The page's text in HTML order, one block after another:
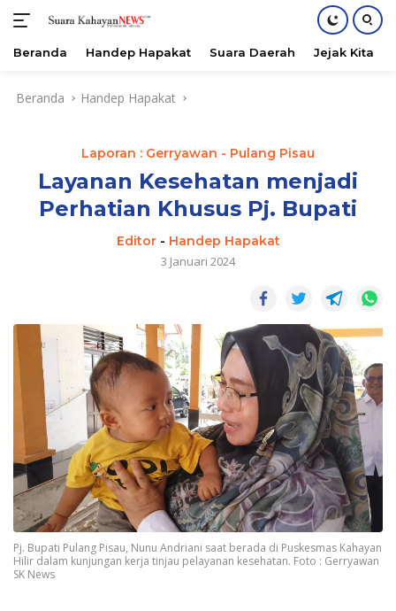
Beranda Handep Hapakat Suara Daerah Jejak Kita
Beranda Handep Hapakat
Laporan : Gerryawan - Pulang Pisau
Layanan Kesehatan menjadi
Perhatian Khusus Pj. Bupati
Editor- Handep Hapakat
3 Januari 2024
Pj. Bupati Pulang Pisau, Nunu Andriani saat berada di Puskesmas Kahayan
Hilir dalam kunjungan kerja tinjau pelayanan kesehatan. Foto : Gerryawan
SK News